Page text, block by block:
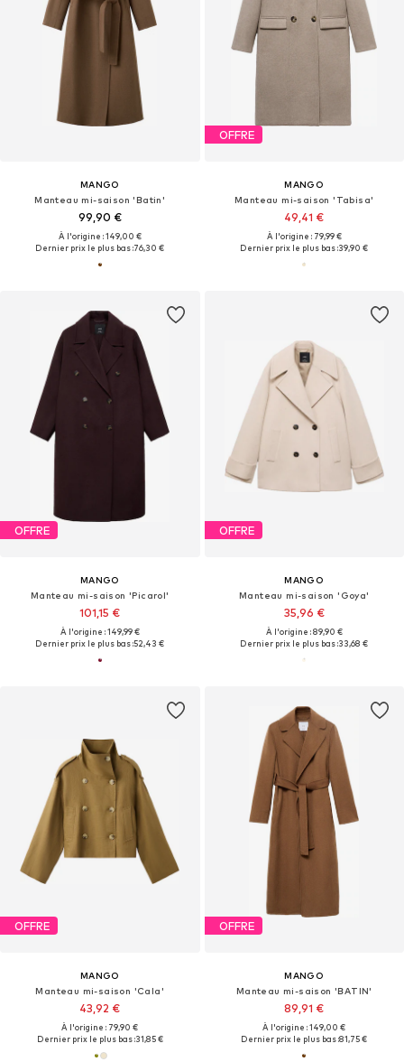
MANGO
Manteau mi-saison 'Batin'
99,90 €
À l'origine : 149,00 €
Dernier prix le plus bas :76,30 €
OFFRE
MANGO
Manteau mi-saison 'Tabisa'
49,41 €
À l'origine : 79,99 €
Dernier prix le plus bas :39,90 €
OFFRE
MANGO
Manteau mi-saison 'Picarol'
101,15 €
À l'origine : 149,99 €
Dernier prix le plus bas :52,43 €
OFFRE
MANGO
Manteau mi-saison 'Goya'
35,96 €
À l'origine : 89,90 €
Dernier prix le plus bas :33,68 €
OFFRE
MANGO
Manteau mi-saison 'Cala'
43,92 €
À l'origine : 79,90 €
Dernier prix le plus bas :31,85 €
OFFRE
MANGO
Manteau mi-saison 'BATIN'
89,91 €
À l'origine : 149,00 €
Dernier prix le plus bas :81,75 €